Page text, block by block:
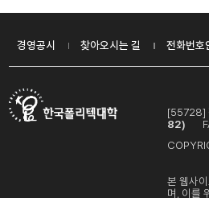
경영공시 찾아오시는 길 전화번호
[55728]
82)
본 웹사
며, 이를